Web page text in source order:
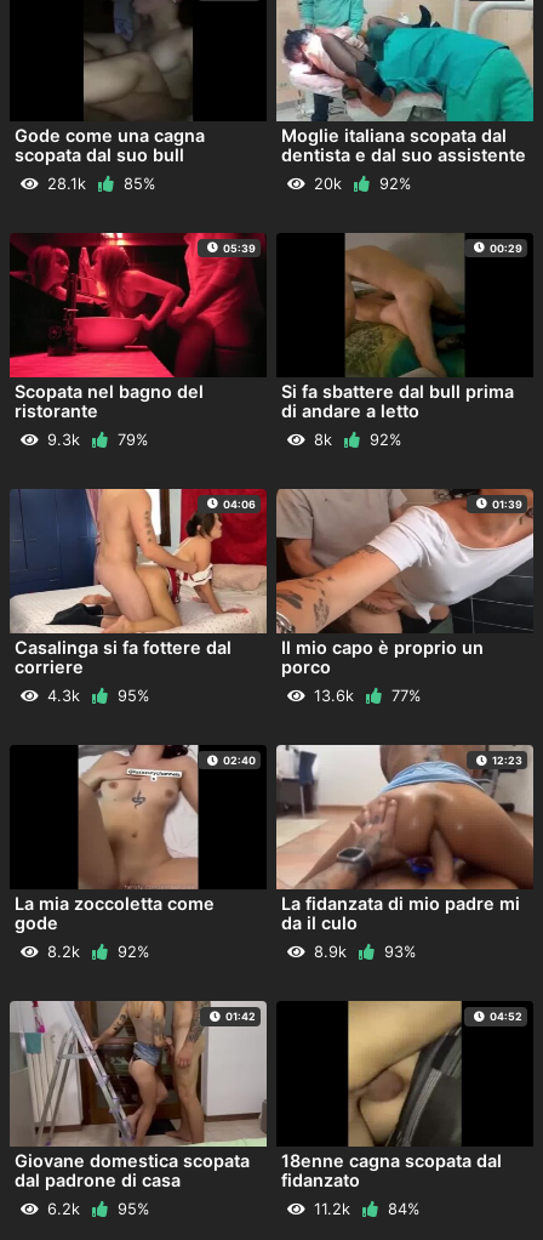
Gode come una cagna
scopata dal suo bull
28.1k 85%
Moglie italiana scopata dal
dentista e dal suo assistente
20k 92%
05:39
Scopata nel bagno del
ristorante
9.3k 79%
00:29
Si fa sbattere dal bull prima
di andare a letto
8k 92%
04:06
Casalinga si fa fottere dal
corriere
4.3k 95%
01:39
Il mio capo è proprio un
porco
13.6k 77%
02:40
La mia zoccoletta come
gode
8.2k 92%
12:23
La fidanzata di mio padre mi
da il culo
8.9k 93%
01:42
Giovane domestica scopata
dal padrone di casa
6.2k 95%
04:52
18enne cagna scopata dal
fidanzato
11.2k 84%